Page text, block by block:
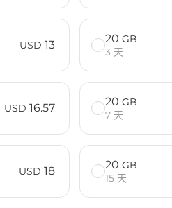
USD 13 20 GB
3 天
USD 16.57 20 GB
7 天
USD 18 20 GB
15 天